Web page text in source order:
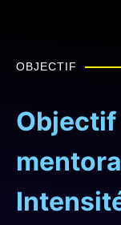
OBJECTIF
Objectif